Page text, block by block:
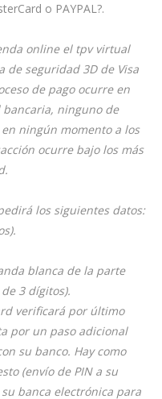
o PAYPAL?.
online el tpv virtual
de seguridad 3D de Visa
de pago ocurre en
ninguno de
ningún momento a los
ocurre bajo los más
los siguientes datos:
blanca de la parte
3 dígitos).
verificará por último
por un paso adicional
su banco. Hay como
(envío de PIN a su
banca electrónica para